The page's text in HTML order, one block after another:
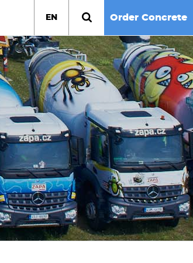
EN Order Concrete